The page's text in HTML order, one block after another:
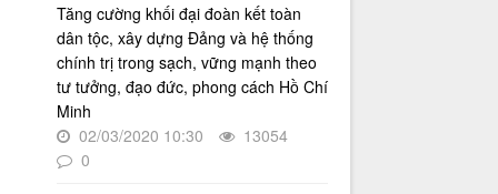
4386/QĐ-UBND
Quyết định số 4386/QĐ-UBND v/v
Ban hành Kế hoạch thông tin,
tuyên truyền về cải cách hành
chính nhà nước thành phố Hà Nội
năm 2025
Thời gian đăng: 25/08/2025
Tăng cường khối đại đoàn kết toàn
dân tộc, xây dựng Đảng và hệ thống
chính trị trong sạch, vững mạnh theo
tư tưởng, đạo đức, phong cách Hồ Chí
Minh
02/03/2020 10:30
13054
0